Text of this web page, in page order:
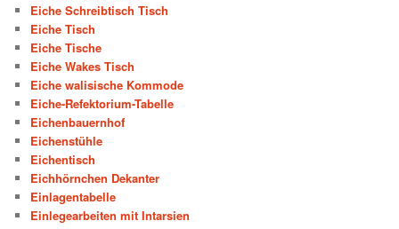
Eiche Schreibtisch Tisch
Eiche Tisch
Eiche Tische
Eiche Wakes Tisch
Eiche walisische Kommode
Eiche-Refektorium-Tabelle
Eichenbauernhof
Eichenstühle
Eichentisch
Eichhörnchen Dekanter
Einlagentabelle
Einlegearbeiten mit Intarsien